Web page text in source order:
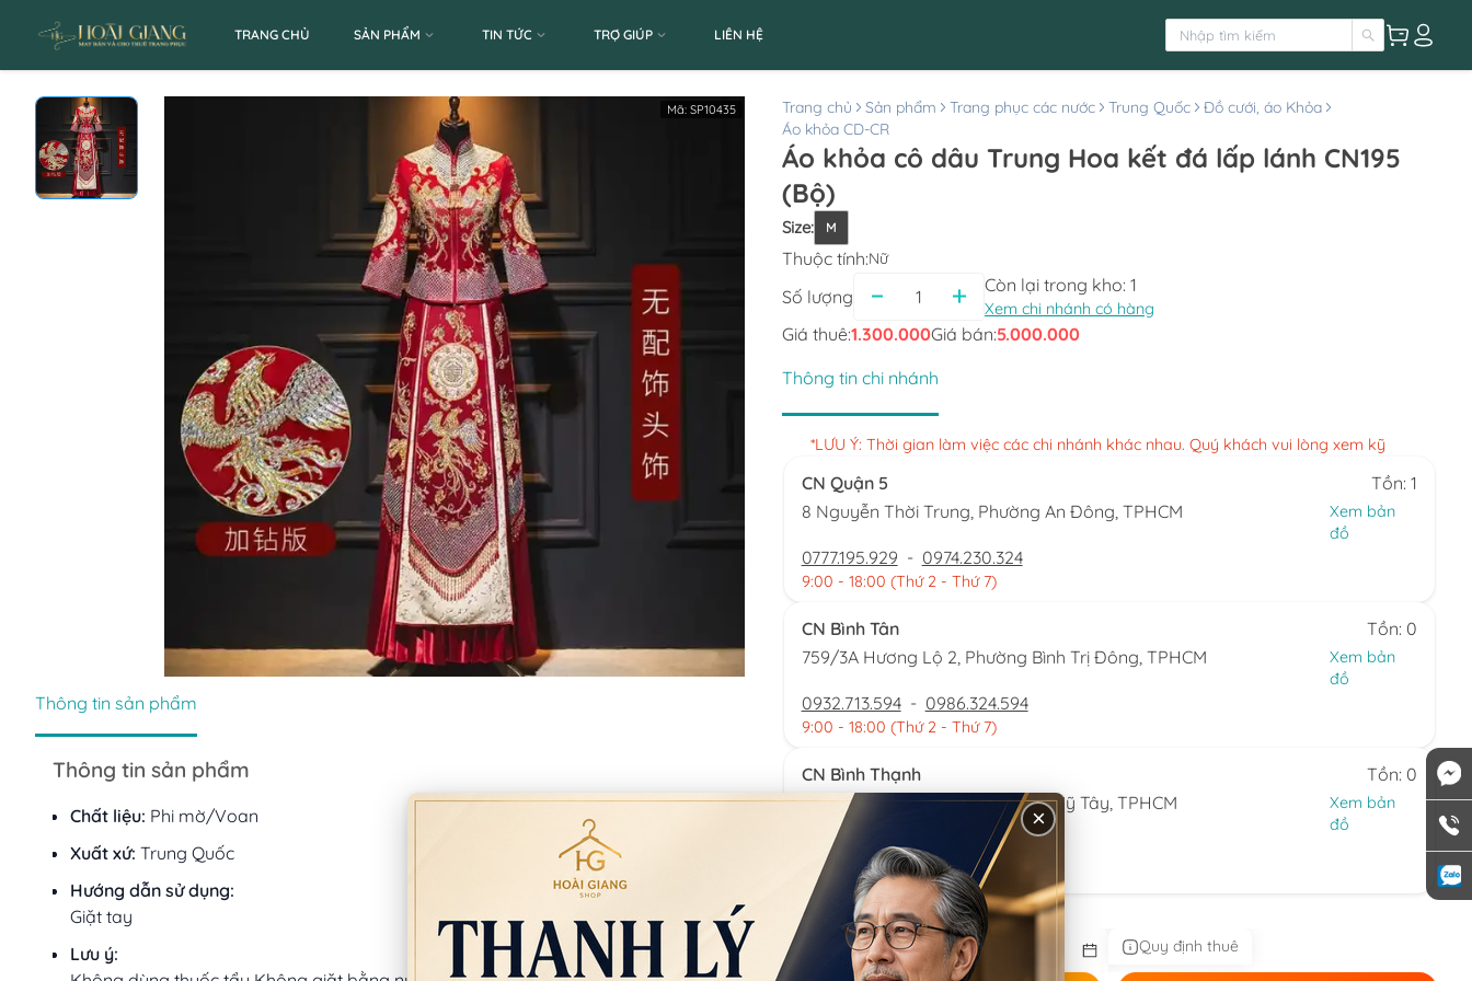
TRANG CHỦ SẢN PHẨM TIN TỨC TRỢ GIÚP LIÊN HỆ
Mã: SP10435
Thông tin sản phẩm
Thông tin sản phẩm
Chất liệu: Phi mờ/Voan
Xuất xứ: Trung Quốc
Hướng dẫn sử dụng:
Giặt tay
Lưu ý:
Trang chủ Sản phẩm Trang phục các nước Trung Quốc
Đồ cưới, áo Khỏa
Áo khỏa CD-CR
Áo khỏa cô dâu Trung Hoa kết đá lấp lánh CN195
(Bộ)
Size: M
Thuộc tính:Nữ
Số lượng
Còn lại trong kho: 1
Xem chi nhánh có hàng
Giá thuê:1.300.000Giá bán:5.000.000
Thông tin chi nhánh
*LƯU Ý: Thời gian làm việc các chi nhánh khác nhau. Quý khách vui lòng xem kỹ
CN Quận 5
Tồn: 1
8 Nguyễn Thời Trung, Phường An Đông, TPHCM
Xem bản
đồ
0777.195.929 - 0974.230.324
9:00 - 18:00 (Thứ 2 - Thứ 7)
CN Bình Tân
Tồn: 0
759/3A Hương Lộ 2, Phường Bình Trị Đông, TPHCM
Xem bản
đồ
0932.713.594 - 0986.324.594
9:00 - 18:00 (Thứ 2 - Thứ 7)
CN Bình Thạnh
Tồn: 0
58/6 Tân Cảng, Phường Thạnh Mỹ Tây, TPHCM
Xem bản
đồ
086.7474.247 - 086.8644.086
9:00 - 18:00 (Thứ 2 - Chủ nhật)
Quy định thuê
×